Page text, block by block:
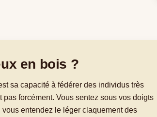
en bois ?
sa capacité à fédérer des individus très
forcément. Vous sentez sous vos doigts
vous entendez le léger claquement des